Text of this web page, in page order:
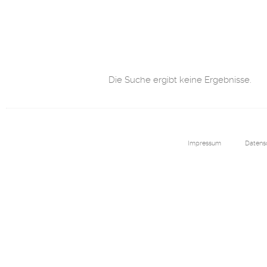
Die Suche ergibt keine Ergebnisse.
Impressum